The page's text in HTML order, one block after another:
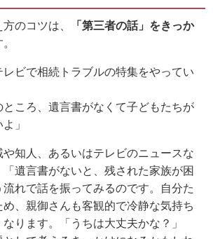
のコツは、
「第三者の話」をきっか
レビで相続トラブルの特集をやってい
ところ、遺言書がなくて子どもたちが
」
知人、あるいはテレビのニュースな
遺言書がないと、残された家族が困
れで話を振ってみるのです。自分た
、親御さんも客観的で冷静な気持ち
ります。「うちは大丈夫かな？」